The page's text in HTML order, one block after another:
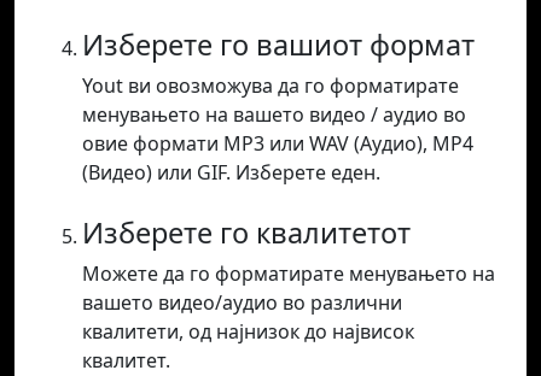
Изберете го вашиот формат
Yout ви овозможува да го форматирате
менувањето на вашето видео / аудио во
овие формати MP3 или WAV (Аудио), MP4
(Видео) или GIF. Изберете еден.
Изберете го квалитетот
Можете да го форматирате менувањето на
вашето видео/аудио во различни
квалитети, од најнизок до највисок
квалитет.